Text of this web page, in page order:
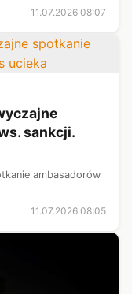
11.07.2026 08:07
sankcji.
ambasadorów
11.07.2026 08:05